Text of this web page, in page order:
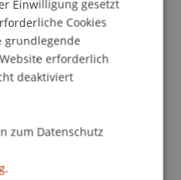
besetzten
aus der
der Deutschen
Einwilligung gesetzt
Cookies
grundlegende
erforderlich
deaktiviert
zum Datenschutz